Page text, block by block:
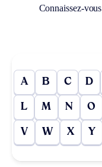
Connaissez-
A B C D
L M N O
V W X Y